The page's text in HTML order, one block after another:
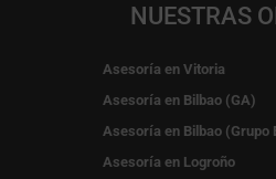
NUESTRAS
Asesoría en Vitoria
Asesoría en Bilbao (GA)
Asesoría en Bilbao (Grupo
Asesoría en Logroño